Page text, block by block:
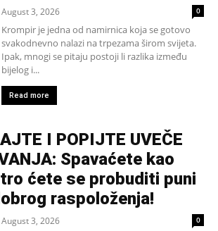
August 3, 2026 0
Krompir je jedna od namirnica koja se gotovo
svakodnevno nalazi na trpezama širom svijeta.
Ipak, mnogi se pitaju postoji li razlika između
bijelog i...
Read more
I POPIJTE UVEČE
Spavaćete kao
ćete se probuditi puni
raspoloženja!
August 3, 2026 0